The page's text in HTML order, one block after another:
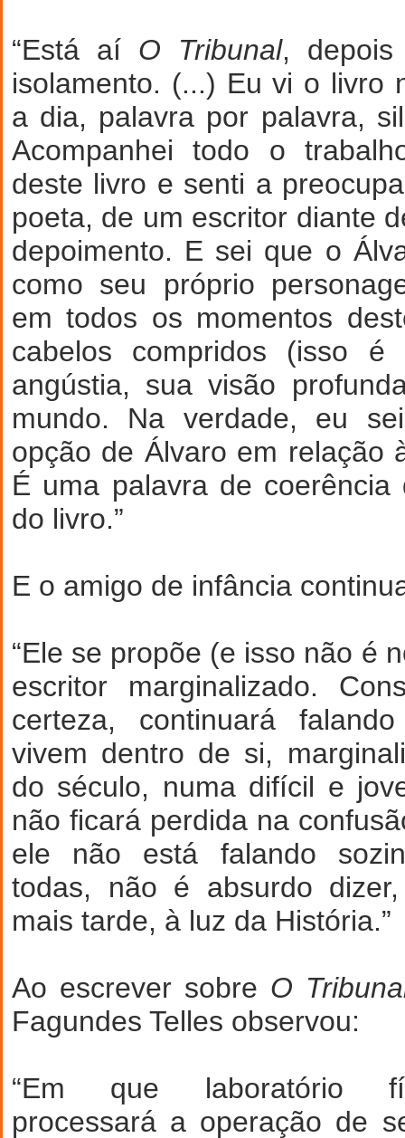
“Está aí O Tribunal,
isolamento. (...) Eu vi o livro
a dia, palavra por palavra,
Acompanhei todo o
deste livro e senti a
poeta, de um escritor diante
depoimento. E sei que o
como seu próprio
em todos os momentos
cabelos compridos (isso é
angústia, sua visão
mundo. Na verdade, eu
opção de Álvaro em relação
É uma palavra de
do livro.”
E o amigo de infância
“Ele se propõe (e isso não é
escritor marginalizado.
certeza, continuará
vivem dentro de si,
do século, numa difícil e
não ficará perdida na
ele não está falando
todas, não é absurdo
mais tarde, à luz da História.”
Ao escrever sobre O
Fagundes Telles observou:
“Em que laboratório
processará a operação de